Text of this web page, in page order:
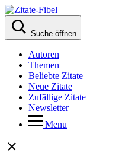
Suche öffnen
Autoren
Themen
Beliebte Zitate
Neue Zitate
Zufällige Zitate
Newsletter
Menu